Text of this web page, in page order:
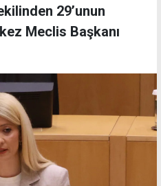
29’unun
Meclis Başkanı